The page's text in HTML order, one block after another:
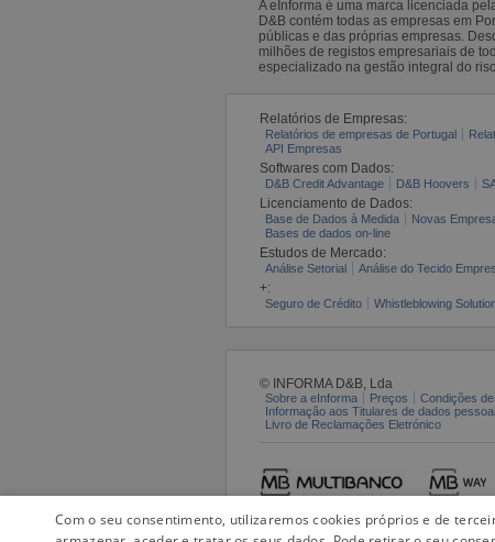
A eInforma é uma marca licenciada
D&B contém todas as empresas em
públicas e das próprias empresas.
milhões de registos empresariais de
especializado na gestão integral do
Relatórios de Empresas:
Relatórios de empresas de Portugal
API Empresas
Softwares com Dados:
D&B Credit Advantage D&B Hoovers
Licenciamento de Dados:
Base de Dados à Medida Novas
Bases de dados on-line
Estudos de Mercado:
Análise Setorial Análise do Tecido
+:
Seguro de Crédito Whistleblowing
© INFORMA D&B, Lda
Sobre a eInforma Preços Condições
Informação aos Titulares de dados
Livro de Reclamações Eletrónico
Com o seu consentimento, utilizaremos cookies próprios e de